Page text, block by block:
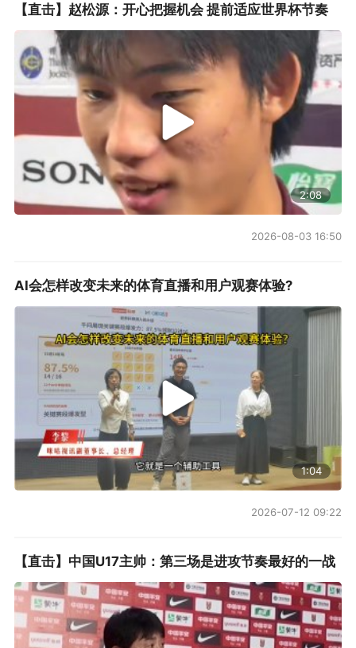
【直击】赵松源：开心把握机会 提前适应世界杯节奏
2:08
2026-08-03 16:50
AI会怎样改变未来的体育直播和用户观赛体验?
1:04
2026-07-12 09:22
【直击】中国U17主帅：第三场是进攻节奏最好的一战